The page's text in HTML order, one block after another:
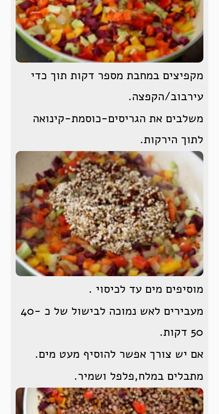
מקפיצים במחבת מספר דקות תוך כדי
עירבוב/הקפצה.
משלבים את הגריסים-כוסמת-קינואה
לתוך הירקות.
מוסיפים מים עד לכיסוי .
מעבירים לאש נמוכה לבישול של כ 40-
50 דקות.
אם יש צורך אפשר להוסיף מעט מים.
מתבלים במלח,פלפל ושמיר.